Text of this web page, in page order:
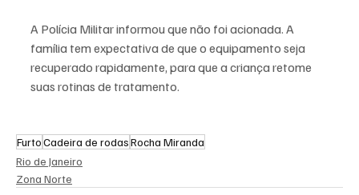
A Polícia Militar informou que não foi acionada. A
família tem expectativa de que o equipamento seja
recuperado rapidamente, para que a criança retome
suas rotinas de tratamento.
FurtoCadeira de rodasRocha Miranda
Rio de Janeiro
Zona Norte